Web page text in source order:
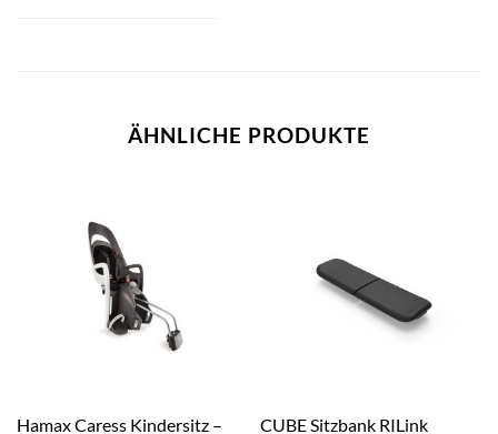
ÄHNLICHE PRODUKTE
Hamax Caress Kindersitz – CUBE Sitzbank RILink